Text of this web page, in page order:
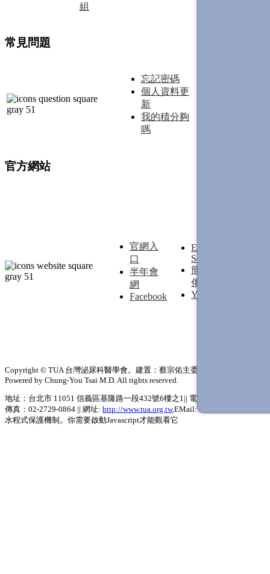
組
常見問題
忘記密碼
個人資料更
新
我的積分夠
嗎
官方網站
官網入
口
半年會
網
Facebook
E-
School
簡報上
傳
Youtube
Copyright © TUA 台灣泌尿科醫學會。建置：蔡宗佑主委及團隊
Powered by Chung-You Tsai M.D. All rights reserved.
地址：台北市 11051 信義區基隆路一段432號6樓之1|| 電話：02-2729-0819,
傳真：02-2729-0864 || 網址: http://www.tua.org.tw,EMail:Email住址會使用灌
水程式保護機制。你需要啟動Javascript才能觀看它